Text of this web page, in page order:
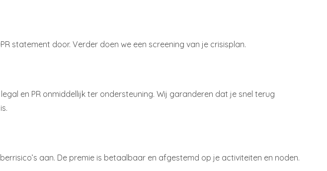
statement door. Verder doen we een screening van je crisisplan.
en PR onmiddellijk ter ondersteuning. Wij garanderen dat je snel terug
aan. De premie is betaalbaar en afgestemd op je activiteiten en noden.